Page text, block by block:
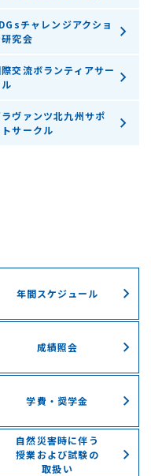
チャレンジアクショ
研究会
際交流ボランティアサー
ラヴァンツ北九州サポ
トサークル
年間スケジュール
成績照会
学費・奨学⾦
自然災害時に伴う
授業および試験の
取扱い